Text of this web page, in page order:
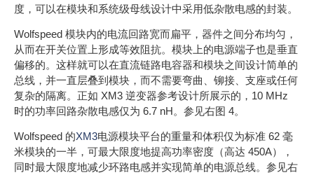
度，可以在模块和系统级母线设计中采用低杂散电感的封装。
Wolfspeed 模块内的电流回路宽而扁平，器件之间分布均匀，
从而在开关位置上形成等效阻抗。模块上的电源端子也是垂直
偏移的。这样就可以在直流链路电容器和模块之间设计简单的
总线，并一直层叠到模块，而不需要弯曲、铆接、支座或任何
复杂的隔离。正如 XM3 逆变器参考设计所展示的，10 MHz
时的功率回路杂散电感仅为 6.7 nH。参见右图 4。
Wolfspeed 的XM3电源模块平台的重量和体积仅为标准 62 毫
米模块的一半，可最大限度地提高功率密度（高达 450A），
同时最大限度地减少环路电感并实现简单的电源总线。参见右